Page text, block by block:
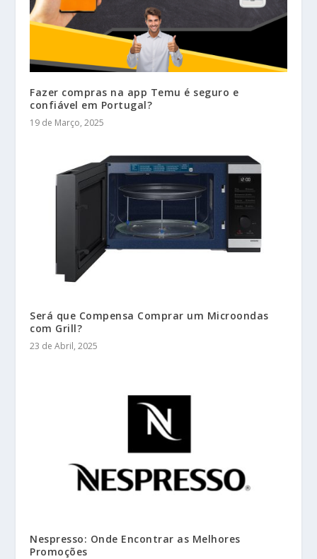
Fazer compras na app Temu é seguro e
confiável em Portugal?
19 de Março, 2025
Será que Compensa Comprar um Microondas
com Grill?
23 de Abril, 2025
Nespresso: Onde Encontrar as Melhores
Promoções